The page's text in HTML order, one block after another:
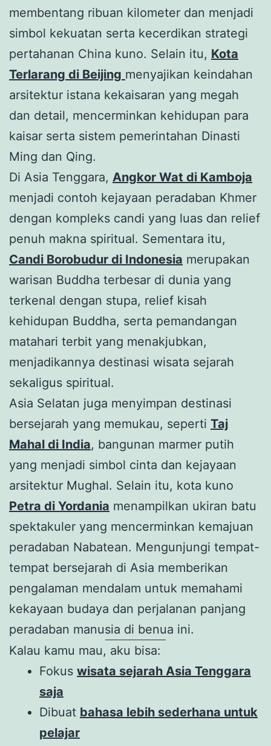
membentang ribuan kilometer dan menjadi
simbol kekuatan serta kecerdikan strategi
pertahanan China kuno. Selain itu, Kota
Terlarang di Beijing menyajikan keindahan
arsitektur istana kekaisaran yang megah
dan detail, mencerminkan kehidupan para
kaisar serta sistem pemerintahan Dinasti
Ming dan Qing.
Di Asia Tenggara, Angkor Wat di Kamboja
menjadi contoh kejayaan peradaban Khmer
dengan kompleks candi yang luas dan relief
penuh makna spiritual. Sementara itu,
Candi Borobudur di Indonesia merupakan
warisan Buddha terbesar di dunia yang
terkenal dengan stupa, relief kisah
kehidupan Buddha, serta pemandangan
matahari terbit yang menakjubkan,
menjadikannya destinasi wisata sejarah
sekaligus spiritual.
Asia Selatan juga menyimpan destinasi
bersejarah yang memukau, seperti Taj
Mahal di India, bangunan marmer putih
yang menjadi simbol cinta dan kejayaan
arsitektur Mughal. Selain itu, kota kuno
Petra di Yordania menampilkan ukiran batu
spektakuler yang mencerminkan kemajuan
peradaban Nabatean. Mengunjungi tempat-
tempat bersejarah di Asia memberikan
pengalaman mendalam untuk memahami
kekayaan budaya dan perjalanan panjang
peradaban manusia di benua ini.
Kalau kamu mau, aku bisa:
Fokus wisata sejarah Asia Tenggara
saja
Dibuat bahasa lebih sederhana untuk
pelajar